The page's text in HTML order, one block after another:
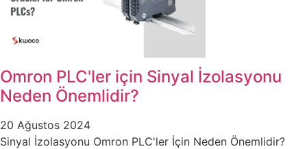
Omron PLC'ler için Sinyal İzolasyonu
Neden Önemlidir?
20 Ağustos 2024
Sinyal İzolasyonu Omron PLC'ler İçin Neden Önemlidir?